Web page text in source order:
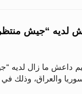
لديه “جيش
داعش ما زال لديه
والعراق، وذلك في